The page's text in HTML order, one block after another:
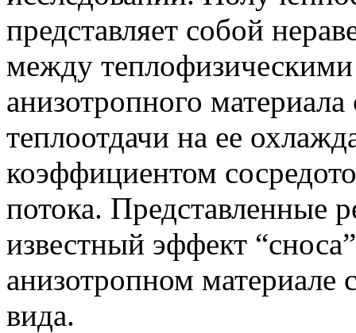
представляет собой
между теплофизическими
анизотропного
теплоотдачи на ее
коэффициентом
потока. Представленные
известный эффект
анизотропном материале
вида.